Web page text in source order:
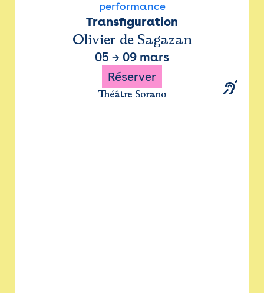
performance
Transfiguration
Olivier de Sagazan
05 → 09 mars
Réserver
Théâtre Sorano